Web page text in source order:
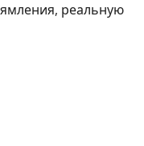
реальную